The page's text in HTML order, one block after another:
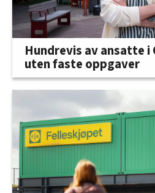
Hundrevis av ansatte i
uten faste oppgaver